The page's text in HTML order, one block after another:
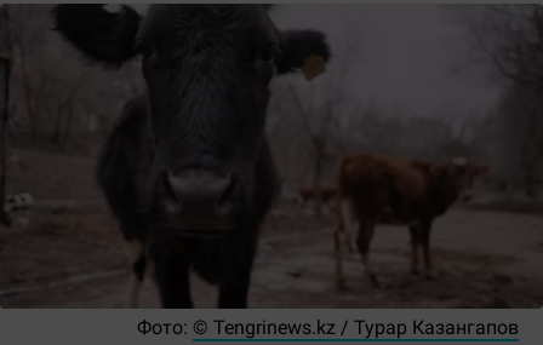
Фото: ©️ Tengrinews.kz / Турар Казангапов